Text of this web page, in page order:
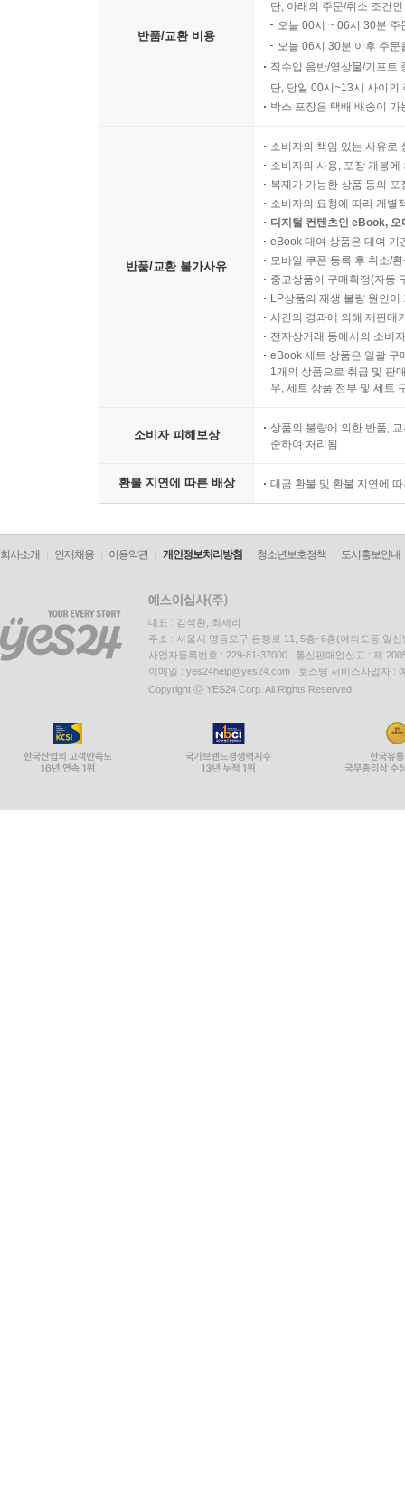
반품/교환 비용
단, 아래의 주문/취소 조건
오늘 00시 ~ 06시 30분
오늘 06시 30분 이후 주
직수입 음반/영상물/기프트
단, 당일 00시~13시 사이의
박스 포장은 택배 배송이
반품/교환 불가사유
소비자의 책임 있는 사유로
소비자의 사용, 포장 개봉
복제가 가능한 상품 등의
소비자의 요청에 따라 개별
디지털 컨텐츠인 eBook,
eBook 대여 상품은 대여 기
모바일 쿠폰 등록 후 취소/
중고상품이 구매확정(자동
LP상품의 재생 불량 원인
시간의 경과에 의해 재판매
전자상거래 등에서의 소비
eBook 세트 상품은 일괄 구
1개의 상품으로 취급 및 판
우, 세트 상품 전부 및 세트
소비자 피해보상
상품의 불량에 의한 반품,
준하여 처리됨
환불 지연에 따른 배상 대금 환불 및 환불 지연에
회사소개 인재채용 이용약관 개인정보처리방침 청소년보호정책 도서홍보안내
대표 : 김석환, 최세라
주소 : 서울시 영등포구 은행로 11, 5층~6층(여의도동,일신
사업자등록번호 : 229-81-37000 통신판매업신고 : 제
이메일 : yes24help@yes24.com 호스팅 서비스사업자 :
Copyright ⓒ YES24 Corp. All Rights Reserved.